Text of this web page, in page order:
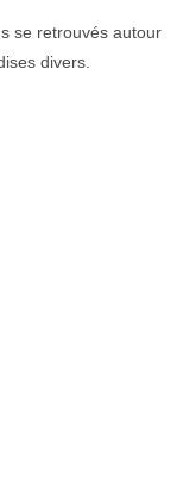
se retrouvés autour
divers.